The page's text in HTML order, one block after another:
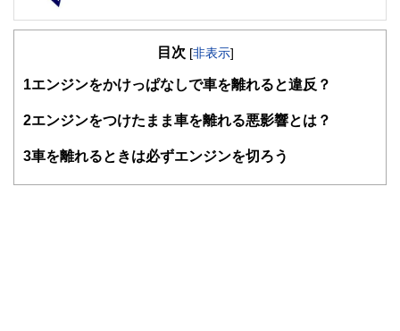
目次 [非表示]
1 エンジンをかけっぱなしで車を離れると違反？
2エンジンをつけたまま車を離れる悪影響とは？
3車を離れるときは必ずエンジンを切ろう